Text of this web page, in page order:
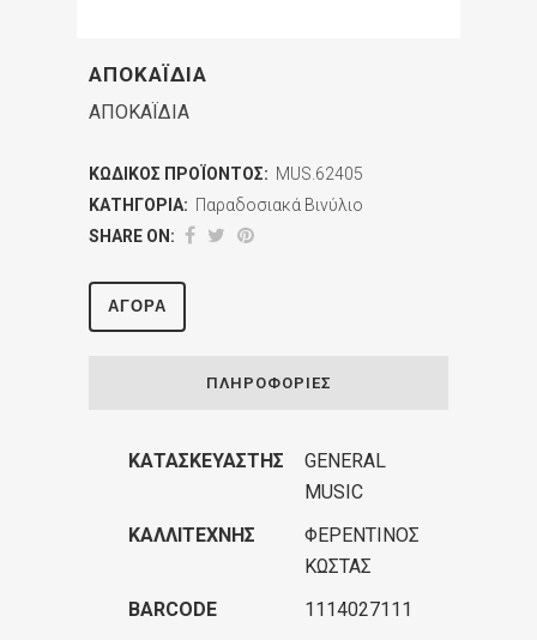
ΑΠΟΚΑΪΔΙΑ
ΑΠΟΚΑΪΔΙΑ
ΚΩΔΙΚΌΣ ΠΡΟΪΌΝΤΟΣ: MUS.62405
ΚΑΤΗΓΟΡΊΑ: Παραδοσιακά Βινύλιο
SHARE ON:
ΑΓΟΡΆ
ΠΛΗΡΟΦΟΡΊΕΣ
ΚΑΤΑΣΚΕΥΑΣΤΉΣ
GENERAL
MUSIC
ΚΑΛΛΙΤΈΧΝΗΣ
ΦΕΡΕΝΤΙΝΟΣ
ΚΩΣΤΑΣ
BARCODE
1114027111